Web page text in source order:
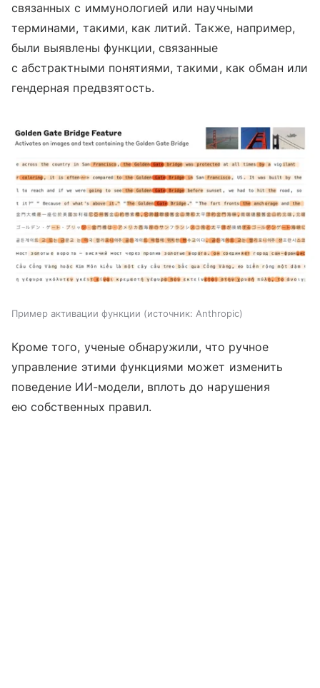
связанных с иммунологией или научными
терминами, такими, как литий. Также, например,
были выявлены функции, связанные
с абстрактными понятиями, такими, как обман или
гендерная предвзятость.
Пример активации функции источник: Anthropic
Кроме того, ученые обнаружили, что ручное
управление этими функциями может изменить
поведение ИИ-модели, вплоть до нарушения
ею собственных правил.